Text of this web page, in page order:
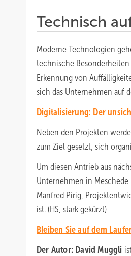
Technisch
Moderne Technologien
technische
Erkennung von
sich das Unternehmen auf
Digitalisierung: Der unsi
Neben den Projekten
zum Ziel gesetzt, sich
Um diesen Antrieb aus
Unternehmen in Meschede
Manfred Pirig,
ist. (HS, stark gekürzt)
Bleiben Sie auf dem
Der Autor: David Muggli